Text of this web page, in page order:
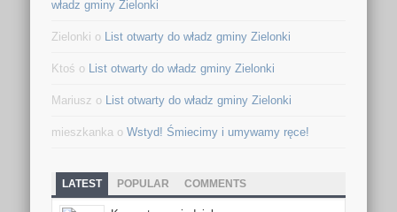
władz gminy Zielonki
Zielonki o List otwarty do władz gminy Zielonki
Ktoś o List otwarty do władz gminy Zielonki
Mariusz o List otwarty do władz gminy Zielonki
mieszkanka oWstyd! Śmiecimy i umywamy ręce!
LATEST POPULAR COMMENTS